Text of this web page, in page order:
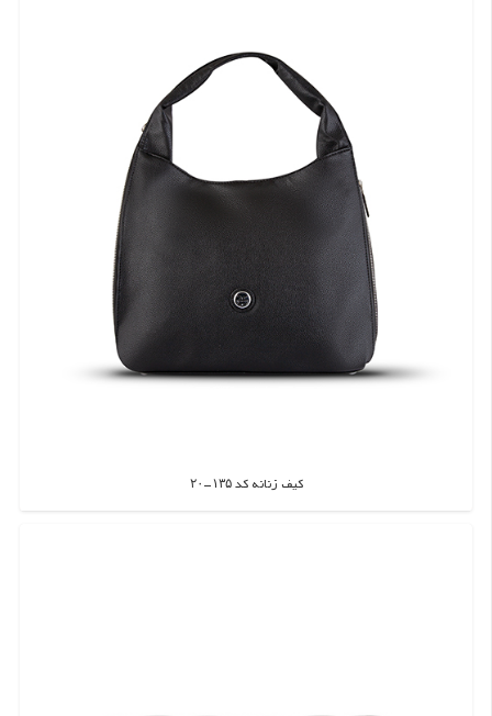
کیف زنانه کد ۱۳۵-۲۰
اطلاعات بیشتر